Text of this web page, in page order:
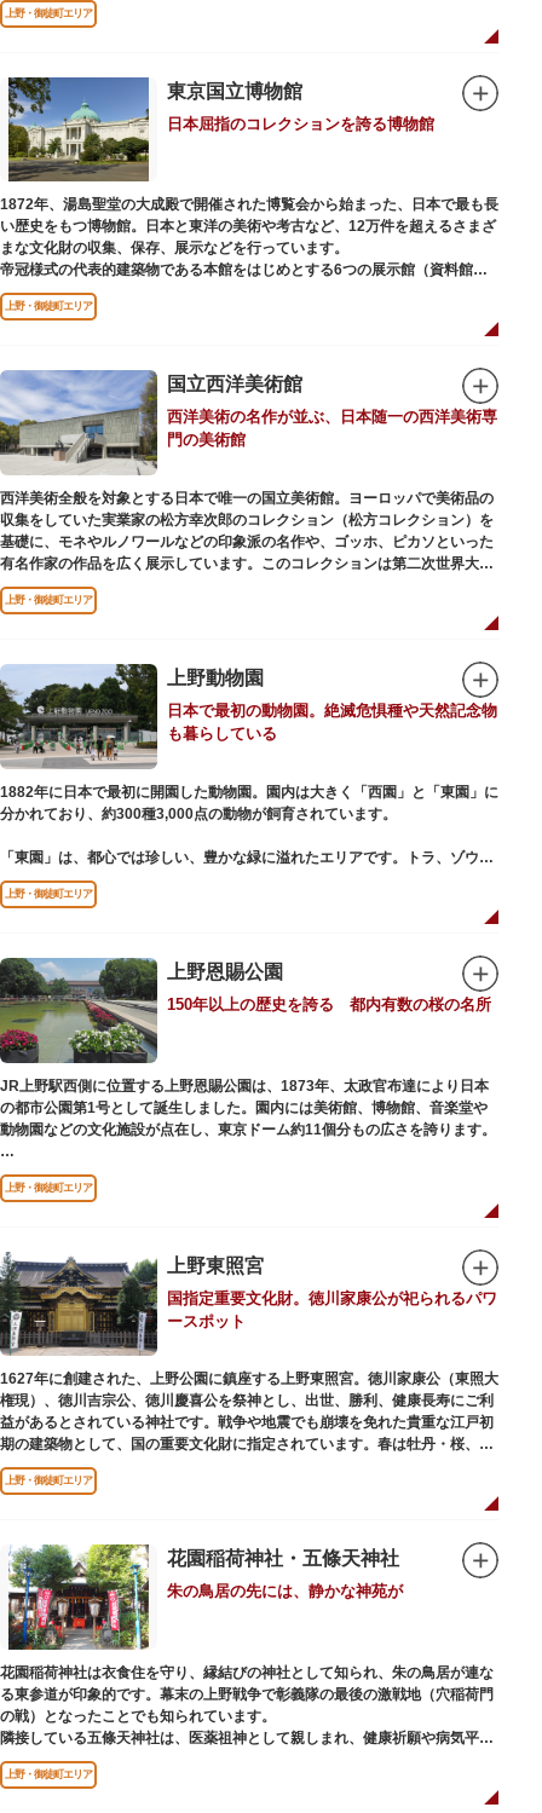
などから構成されています。
2005年「愛・地球博」の長久手日本館で人気を博した「地球の部屋」を移設
100万分の1の大きさ）のドームの内側すべてがスクリーンになっている世界
初のシアターで、月ごとに変わるオリジナル映像を上映しています。
楽しみながら学習できるイベント企画や、恐竜をはじめとした様々な実物標
本、子ども向けのコーナーもあり、お子様連れでも楽しめる博物館です。
また、国立科学博物館では、日本およびアジアにおける科学系博物館の中核
施設として、調査研究、標本資料の収集・保管・活用、展示・学習支援を推
進。これらの活動を上野の本館、白金台の附属自然教育園、茨城県つくば市
の実験植物園や筑波研究施設（非公開）で展開しています。
上野・御徒町エリア
東京国立博物館
日本屈指のコレクションを誇る博物館
1872年、湯島聖堂の大成殿で開催された博覧会から始まった、日本で最も長
い歴史をもつ博物館。日本と東洋の美術や考古など、12万件を超えるさまざ
まな文化財の収集、保存、展示などを行っています。
帝冠様式の代表的建築物である本館をはじめとする6つの展示館（資料館）
からなり、89件の国宝を所蔵。常に貴重な文化財を公開し、講座や講演会、
ワークショップなどを実施しています。国宝や重要文化財などの名品をたど
りながら、真の美術史を堪能し価値あるひと時を過ごしてみてはいかがでし
吹き抜けのエントランスに大理石の大階段がある本館では、壁時計やステン
ドグラスなど格調高い内部装飾にも注目してみてください。初めて来館する
方や時間が限られている方などに向け提案されたコース（日本美術入門／た
てものめぐり／仏像大好き）を参考にめぐるのも良いでしょう。
敷地内にはレストランやミュージアムショップのほか緑豊かな庭園も。季節
ごとの彩りを感じながらゆったりと散策するのもおすすめです。
上野・御徒町エリア
国立西洋美術館
西洋美術の名作が並ぶ、日本随一の西洋美術専
門の美術館
西洋美術全般を対象とする日本で唯一の国立美術館。ヨーロッパで美術品の
収集をしていた実業家の松方幸次郎のコレクション（松方コレクション）を
基礎に、モネやルノワールなどの印象派の名作や、ゴッホ、ピカソといった
有名作家の作品を広く展示しています。このコレクションは第二次世界大戦
中にフランス政府に接収され、戦後に専用の美術館を創設することを条件に
日本へ寄贈返還されました。
もの。「ル・コルビュジエの建築作品－近代建築運動への顕著な貢献－」の
構成資産の一つとして東京初の世界文化遺産に登録されています。前庭にも
ロダンの彫刻が展示されており、散策しながら美術鑑賞を楽しめるのも魅力
のひとつ。 ボランティア・スタッフと一緒に鑑賞する「美術トーク」や、解
説を聞きながら本館や前庭を一緒に歩く「建築ツアー」など、初めての来館
でも気軽に楽しめるプログラムも用意されています。
上野・御徒町エリア
上野動物園
日本で最初の動物園。絶滅危惧種や天然記念物
も暮らしている
1882年に日本で最初に開園した動物園。園内は大きく「西園」と「東園」に
分かれており、約300種3,000点の動物が飼育されています。
「東園」は、都心では珍しい、豊かな緑に溢れたエリアです。トラ、ゾウな
どが住む森エリアや、ホッキョクグマやアザラシが住む海エリアでは、水浴
びなど迫力あるシーンが目撃できることもあります。国指定重要文化財の
一方「西園」は、蓮の名所としても知られる風光明媚な「不忍池」のほとり
に位置する区域。キリンやサイなどの人気動物をはじめ、アイアイや“動か
ない鳥”として話題のハシビロコウなどユニークな種も見られます。
子ども動物園「すてっぷ」では、小動物を間近で観察することを通じて、命
の大切さや生きものの魅力が学べる体験プログラムが実施されています。
歩き疲れたり、お腹が空いてきたら、園内にいくつかあるフードショップで
休憩しましょう。それぞれのお店で、動物たちをモチーフにした可愛いフー
ドやスイーツが食べられます。オリジナルグッズを取り扱うギフトショップ
も必見です。
上野・御徒町エリア
上野恩賜公園
150年以上の歴史を誇る 都内有数の桜の名所
JR上野駅西側に位置する上野恩賜公園は、1873年、太政官布達により日本
の都市公園第1号として誕生しました。園内には美術館、博物館、音楽堂や
動物園などの文化施設が点在し、東京ドーム約11個分もの広さを誇ります。
ソメイヨシノやヤマザクラなど約1,200本の桜が植えられた園内は、桜の名
所としても有名。シーズンにはライトアップされた夜桜が一層風情を添え、
例年延べ330万人近い人出となります。不忍池（しのばずのいけ）は江戸時
ので、バードウォッチングを楽しむ人の姿も見られるスポットです。
美術館や博物館で国内外の芸術作品や文化・自然科学に触れたり、歴史の薫
りを感じながら史跡巡りを楽しんではいかがでしょうか。1日では見てまわ
りきれないほどの魅力にあふれた公園です。
上野・御徒町エリア
上野東照宮
国指定重要文化財。徳川家康公が祀られるパワ
ースポット
1627年に創建された、上野公園に鎮座する上野東照宮。徳川家康公（東照大
権現）、徳川吉宗公、徳川慶喜公を祭神とし、出世、勝利、健康長寿にご利
益があるとされている神社です。戦争や地震でも崩壊を免れた貴重な江戸初
期の建築物として、国の重要文化財に指定されています。春は牡丹・桜、秋
は紅葉やダリア展、お正月は初詣や冬ぼたん鑑賞の地として、年間を通して
国内外からの参拝者で賑わうスポットです。
軍・徳川家光公が、日光東照宮までお参りに行けない江戸の人々のために建
てられたそう。社殿内部は文化財保護のため通常は非公開ですが、特別公開
が実施されることもあるので、拝観を申し込んでみてはいかがでしょうか。
授与所では、期間・数量限定のお守りや御朱印も授与されているので要チェ
ック。手塚治虫のユニコのお守りなど愛らしいものがありますよ。
上野・御徒町エリア
花園稲荷神社・五條天神社
朱の鳥居の先には、静かな神苑が
花園稲荷神社は衣食住を守り、縁結びの神社として知られ、朱の鳥居が連な
る東参道が印象的です。幕末の上野戦争で彰義隊の最後の激戦地（穴稲荷門
の戦）となったことでも知られています。
隣接している五條天神社は、医薬祖神として親しまれ、健康祈願や病気平癒
祈願の参拝者が多く、相殿には菅原道真公も祀られています。
境内がつながっており、まるでひとつの神社かのように並んで鎮座していま
すが、それぞれ別々の由緒の独立した神社です。どちらの御朱印も五條天神
上野・御徒町エリア